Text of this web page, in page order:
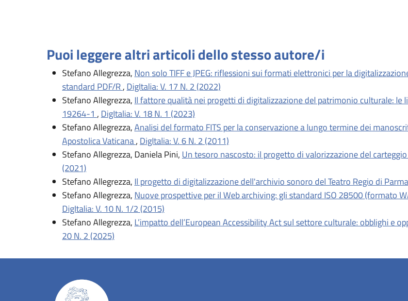
Puoi leggere altri articoli dello stesso autore/i
Stefano Allegrezza, Non solo TIFF e JPEG: riflessioni sui formati elettronici per la
standard PDF/R , DigItalia: V. 17 N. 2 (2022)
Stefano Allegrezza, Il fattore qualità nei progetti di digitalizzazione del patrimonio culturale: le
19264-1 , DigItalia: V. 18 N. 1 (2023)
Stefano Allegrezza,Analisi del formato FITS per la conservazione a lungo termine dei
Apostolica Vaticana, DigItalia: V. 6 N. 2 (2011)
Stefano Allegrezza, Daniela Pini, Un tesoro nascosto: il progetto di valorizzazione del
(2021)
Stefano Allegrezza, Il progetto di digitalizzazione dell'archivio sonoro del Teatro Regio di Parma
Stefano Allegrezza, Nuove prospettive per il Web archiving: gli standard ISO 28500 (formato
DigItalia: V. 10 N. 1/2 (2015)
Stefano Allegrezza, L’impatto dell’European Accessibility Act sul settore culturale: obblighi e
20 N. 2 (2025)